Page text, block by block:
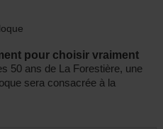
pour choisir vraiment
50 ans de La Forestière, une
sera consacrée à la